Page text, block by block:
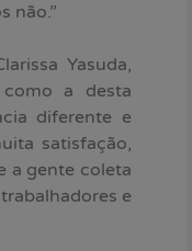
não.”
Yasuda,
a desta
diferente e
satisfação,
a gente coleta
e